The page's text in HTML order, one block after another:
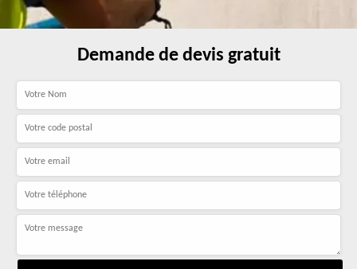
Demande de devis gratuit